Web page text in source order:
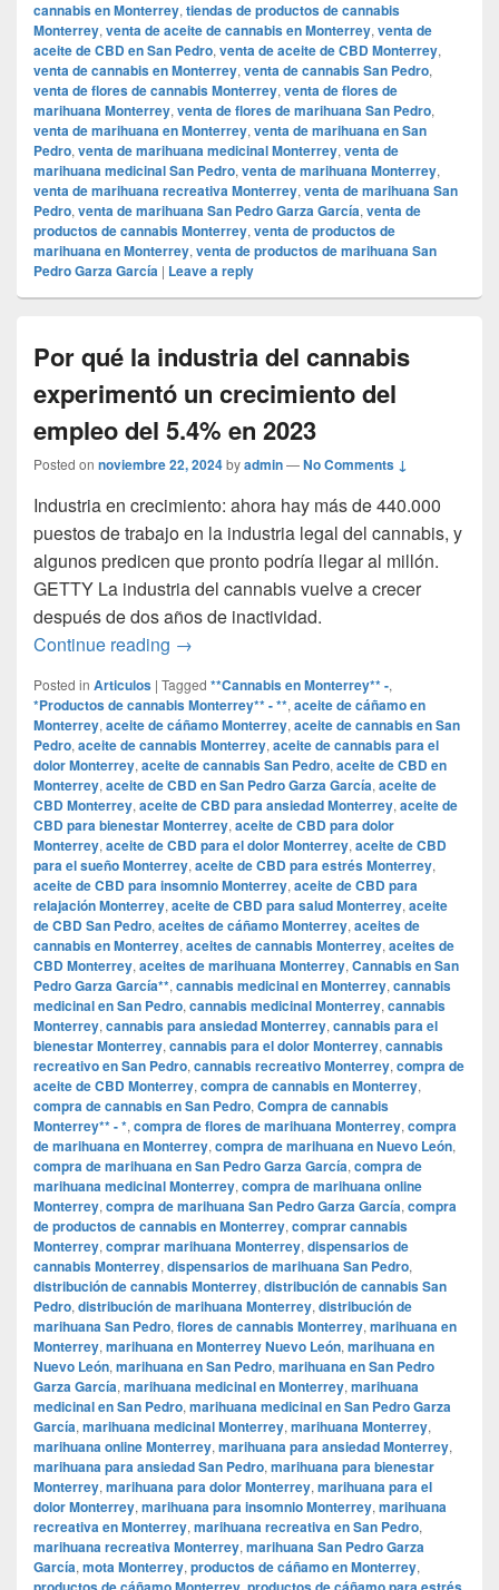
cannabis en Monterrey, tiendas de productos de cannabis
Monterrey, venta de aceite de cannabis en Monterrey, venta de
aceite de CBD en San Pedro, venta de aceite de CBD Monterrey,
venta de cannabis en Monterrey, venta de cannabis San Pedro,
venta de flores de cannabis Monterrey, venta de flores de
marihuana Monterrey, venta de flores de marihuana San Pedro,
venta de marihuana en Monterrey, venta de marihuana en San
Pedro, venta de marihuana medicinal Monterrey, venta de
marihuana medicinal San Pedro, venta de marihuana Monterrey,
venta de marihuana recreativa Monterrey, venta de marihuana San
Pedro, venta de marihuana San Pedro Garza García, venta de
productos de cannabis Monterrey, venta de productos de
marihuana en Monterrey, venta de productos de marihuana San
Pedro Garza García | Leave a reply
Por qué la industria del cannabis
experimentó un crecimiento del
empleo del 5.4% en 2023
Posted on noviembre 22, 2024byadmin—No Comments ↓
Industria en crecimiento: ahora hay más de 440.000
puestos de trabajo en la industria legal del cannabis, y
algunos predicen que pronto podría llegar al millón.
GETTY La industria del cannabis vuelve a crecer
después de dos años de inactividad.
Continue reading Por qué la industria del cannabis
→
Posted in Articulos | Tagged **Cannabis en Monterrey** -,
*Productos de cannabis Monterrey** - **, aceite de cáñamo en
Monterrey, aceite de cáñamo Monterrey, aceite de cannabis en San
Pedro, aceite de cannabis Monterrey, aceite de cannabis para el
dolor Monterrey, aceite de cannabis San Pedro, aceite de CBD en
Monterrey, aceite de CBD en San Pedro Garza García, aceite de
CBD Monterrey, aceite de CBD para ansiedad Monterrey, aceite de
CBD para bienestar Monterrey, aceite de CBD para dolor
Monterrey, aceite de CBD para el dolor Monterrey, aceite de CBD
para el sueño Monterrey, aceite de CBD para estrés Monterrey,
aceite de CBD para insomnio Monterrey, aceite de CBD para
relajación Monterrey, aceite de CBD para salud Monterrey, aceite
de CBD San Pedro, aceites de cáñamo Monterrey, aceites de
cannabis en Monterrey, aceites de cannabis Monterrey, aceites de
CBD Monterrey, aceites de marihuana Monterrey, Cannabis en San
Pedro Garza García**, cannabis medicinal en Monterrey, cannabis
medicinal en San Pedro, cannabis medicinal Monterrey, cannabis
Monterrey, cannabis para ansiedad Monterrey, cannabis para el
bienestar Monterrey, cannabis para el dolor Monterrey, cannabis
recreativo en San Pedro, cannabis recreativo Monterrey, compra de
aceite de CBD Monterrey, compra de cannabis en Monterrey,
compra de cannabis en San Pedro, Compra de cannabis
Monterrey** - *, compra de flores de marihuana Monterrey, compra
de marihuana en Monterrey, compra de marihuana en Nuevo León,
compra de marihuana en San Pedro Garza García, compra de
marihuana medicinal Monterrey, compra de marihuana online
Monterrey, compra de marihuana San Pedro Garza García, compra
de productos de cannabis en Monterrey, comprar cannabis
Monterrey, comprar marihuana Monterrey, dispensarios de
cannabis Monterrey, dispensarios de marihuana San Pedro,
distribución de cannabis Monterrey, distribución de cannabis San
Pedro, distribución de marihuana Monterrey, distribución de
marihuana San Pedro, flores de cannabis Monterrey, marihuana en
Monterrey, marihuana en Monterrey Nuevo León, marihuana en
Nuevo León, marihuana en San Pedro, marihuana en San Pedro
Garza García, marihuana medicinal en Monterrey, marihuana
medicinal en San Pedro, marihuana medicinal en San Pedro Garza
García, marihuana medicinal Monterrey, marihuana Monterrey,
marihuana online Monterrey, marihuana para ansiedad Monterrey,
marihuana para ansiedad San Pedro, marihuana para bienestar
Monterrey, marihuana para dolor Monterrey, marihuana para el
dolor Monterrey, marihuana para insomnio Monterrey, marihuana
recreativa en Monterrey, marihuana recreativa en San Pedro,
marihuana recreativa Monterrey, marihuana San Pedro Garza
García, mota Monterrey, productos de cáñamo en Monterrey,
,